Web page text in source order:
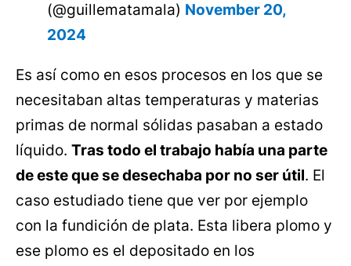
(@guillematamala) November 20,
2024
Es así como en esos procesos en los que se
necesitaban altas temperaturas y materias
primas de normal sólidas pasaban a estado
líquido. Tras todo el trabajo había una parte
de este que se desechaba por no ser útil. El
caso estudiado tiene que ver por ejemplo
con la fundición de plata. Esta libera plomo y
ese plomo es el depositado en los